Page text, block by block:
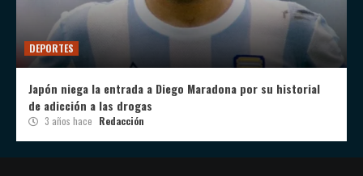
DEPORTES
Japón niega la entrada a Diego Maradona por su historial
de adicción a las drogas
3 años hace Redacción